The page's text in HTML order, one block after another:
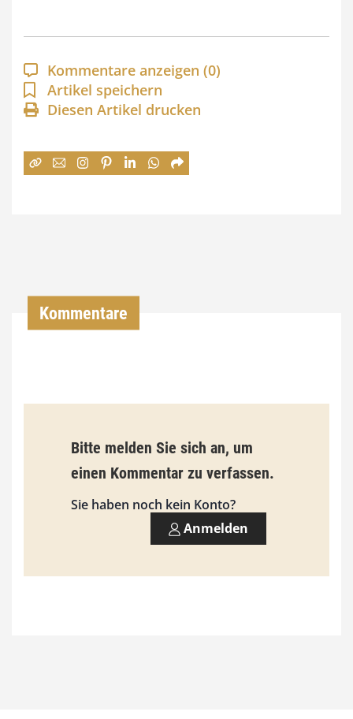
p
a
n
n
:
9
3
0
0
Kommentare anzeigen (0)
Artikel speichern
Diesen Artikel drucken
Kommentare
Bitte melden Sie sich an, um
einen Kommentar zu verfassen.
Sie haben noch kein Konto?
Anmelden